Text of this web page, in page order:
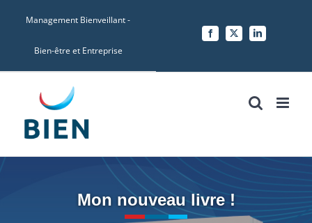
Management Bienveillant -
Bien-être et Entreprise
Facebook
X LinkedIn
Mon nouveau livre !